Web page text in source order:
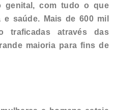
genital, com tudo o que
saúde. Mais de 600 mil
traficadas através das
maioria para fins de